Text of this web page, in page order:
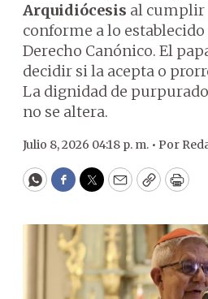
Arquidiócesis al cumplir
conforme a lo
Derecho Canónico. El
decidir si la acepta o
La dignidad de
no se altera.
Julio 8, 2026 04:18 p. m. • Por
WhatsApp
Facebook
Twitter
EmailCopyPrint